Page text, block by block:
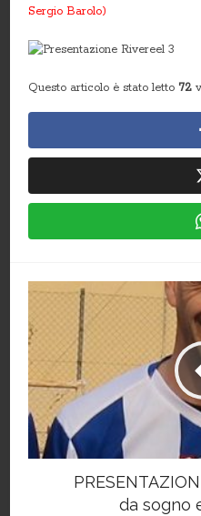
Sergio Barolo)
Questo articolo è stato letto 72
da sogno